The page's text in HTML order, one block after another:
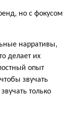
но с фокусом
нарративы,
делает их
опыт
звучать
только